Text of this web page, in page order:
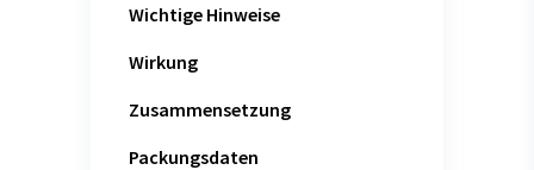
Wichtige Hinweise
Wirkung
Zusammensetzung
Packungsdaten